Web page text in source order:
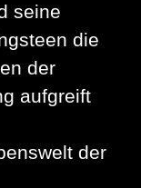
seine
die
der
aufgreift
der